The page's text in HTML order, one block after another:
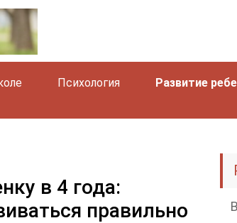
Психология
Развитие
в 4 года:
правильно